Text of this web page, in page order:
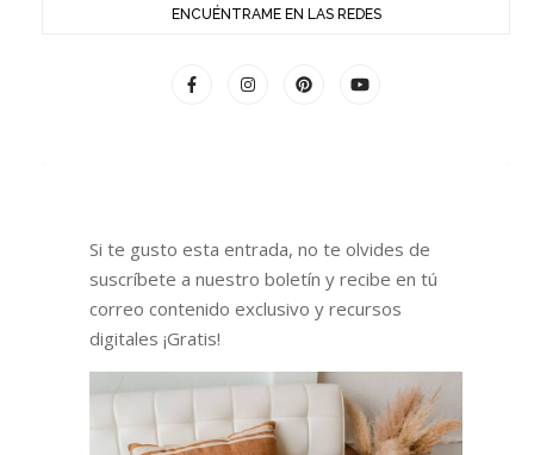
ENCUÉNTRAME EN LAS REDES
Si te gusto esta entrada, no te olvides de
suscríbete a nuestro boletín y recibe en tú
correo contenido exclusivo y recursos
digitales ¡Gratis!